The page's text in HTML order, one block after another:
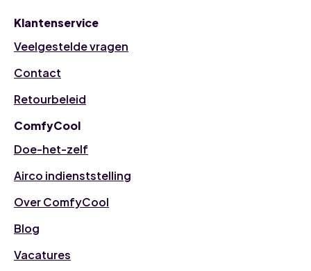
Klantenservice
Veelgestelde vragen
Contact
Retourbeleid
ComfyCool
Doe-het-zelf
Airco indienststelling
Over ComfyCool
Blog
Vacatures